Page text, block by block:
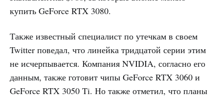
купить GeForce RTX 3080.
Также известный специалист по утечкам в своем
Twitter поведал, что линейка тридцатой серии этим
не исчерпывается. Компания NVIDIA, согласно его
данным, также готовит чипы GeForce RTX 3060 и
GeForce RTX 3050 Ti. Но также отметил, что планы